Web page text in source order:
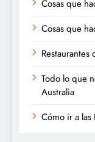
Cosas que
Cosas que
Todo lo que
Australia
Cómo ir a